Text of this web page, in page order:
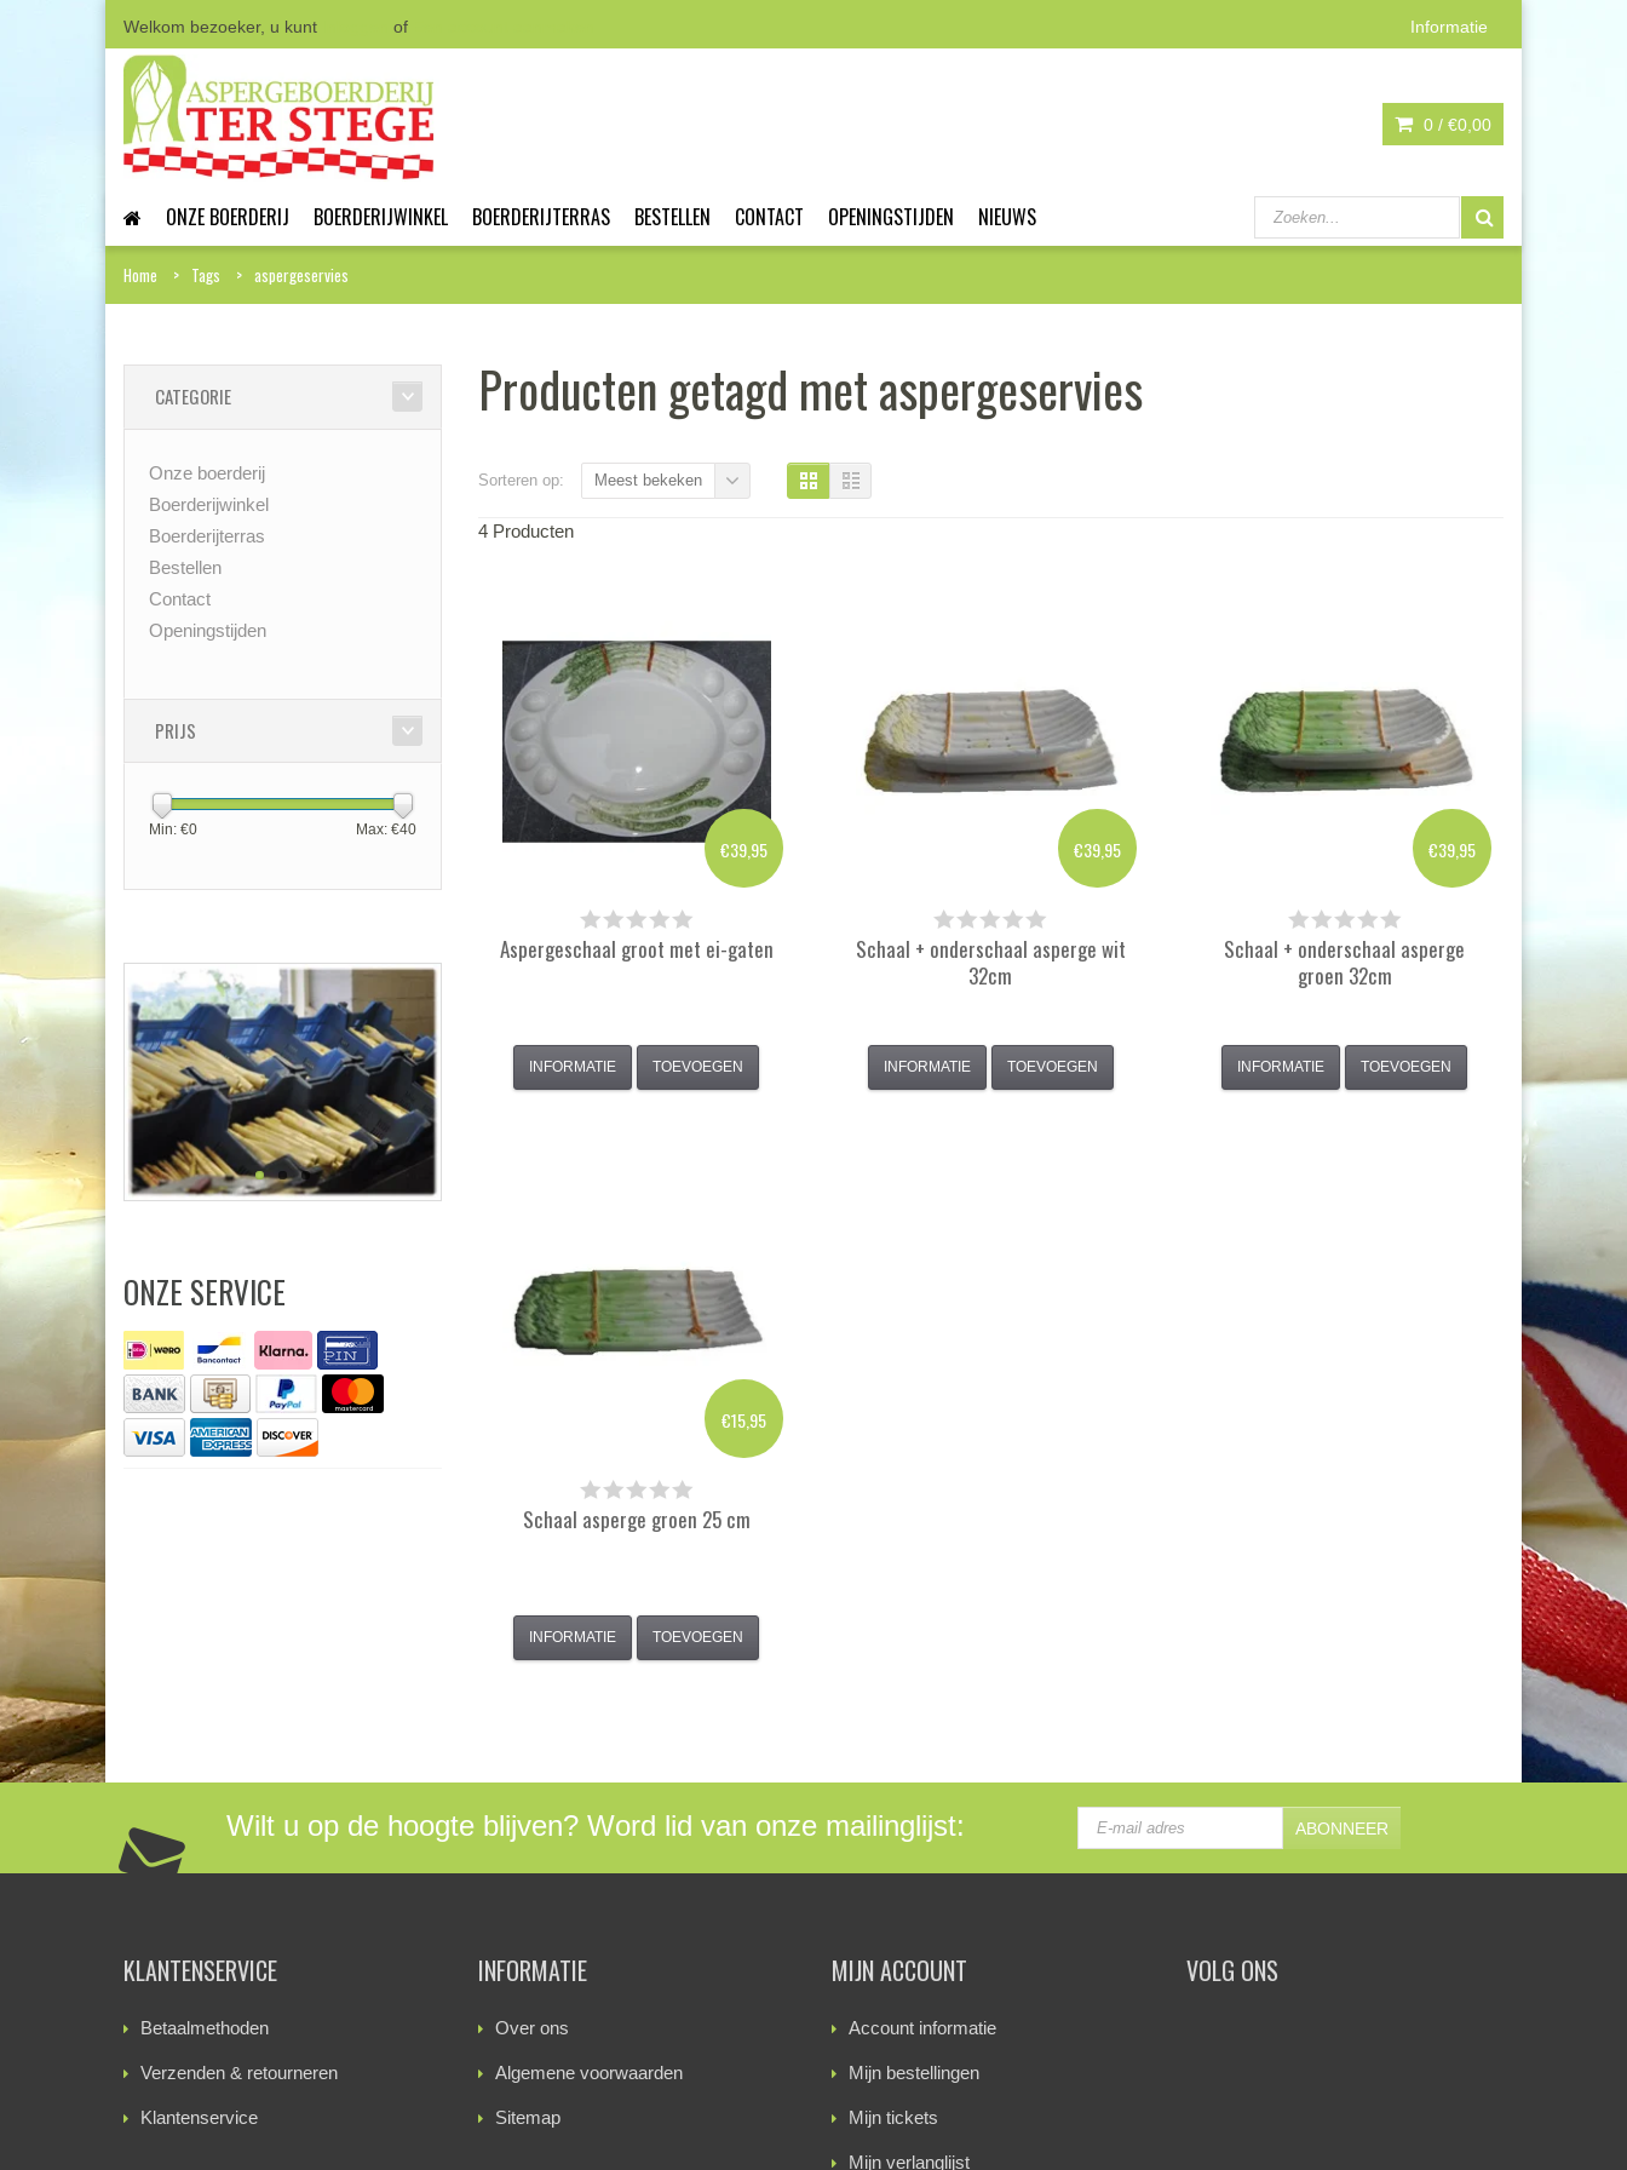
Welkom bezoeker, u kunt of Informatie
0 / €0,00
ONZE BOERDERIJ BOERDERIJWINKEL BOERDERIJTERRAS BESTELLEN CONTACT OPENINGSTIJDEN NIEUWS
Home Tags aspergeservies
CATEGORIE
Onze boerderij
Boerderijwinkel
Boerderijterras
Bestellen
Contact
Openingstijden
PRIJS
Min: €0 Max: €40
ONZE SERVICE
Producten getagd met aspergeservies
Sorteren op: Meest bekeken
4 Producten
€39,95
Aspergeschaal groot met ei-gaten
INFORMATIE TOEVOEGEN
€39,95
Schaal + onderschaal asperge wit
32cm
INFORMATIE TOEVOEGEN
€39,95
Schaal + onderschaal asperge
groen 32cm
INFORMATIE TOEVOEGEN
€15,95
Schaal asperge groen 25 cm
INFORMATIE TOEVOEGEN
Wilt u op de hoogte blijven? Word lid van onze mailinglijst: ABONNEER
KLANTENSERVICE
Betaalmethoden
Verzenden & retourneren
Klantenservice
INFORMATIE
Over ons
Algemene voorwaarden
Sitemap
MIJN ACCOUNT
Account informatie
Mijn bestellingen
Mijn tickets
Mijn verlanglijst
VOLG ONS